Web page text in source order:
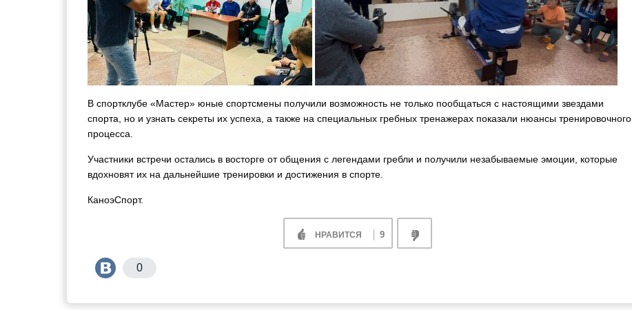
В спортклубе «Мастер» юные спортсмены получили возможность не только пообщаться с настоящими звездами
спорта, но и узнать секреты их успеха, а также на специальных гребных тренажерах показали нюансы тренировочного
процесса.
Участники встречи остались в восторге от общения с легендами гребли и получили незабываемые эмоции, которые
вдохновят их на дальнейшие тренировки и достижения в спорте.
КаноэСпорт.
НРАВИТСЯ 9
0